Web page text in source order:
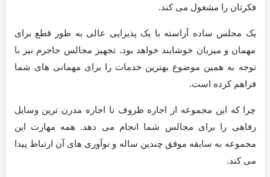
فکرتان را مشغول می کند.
یک مجلس ساده آراسته با یک پذیرایی عالی به طور قطع برای
مهمان و میزبان خوشایند خواهد بود. تجهیز مجالس جاجرم نیز با
توجه به همین موضوع بهترین خدمات را برای مهمانی های شما
فراهم کرده است.
چرا که این مجموعه از اجاره ظروف تا اجاره مدرن ترین وسایل
رفاهی را برای مجالس شما انجام می دهد. همه مهارت این
مجموعه به سابقه موفق چندین ساله و نوآوری های آن ارتباط پیدا
می کند.